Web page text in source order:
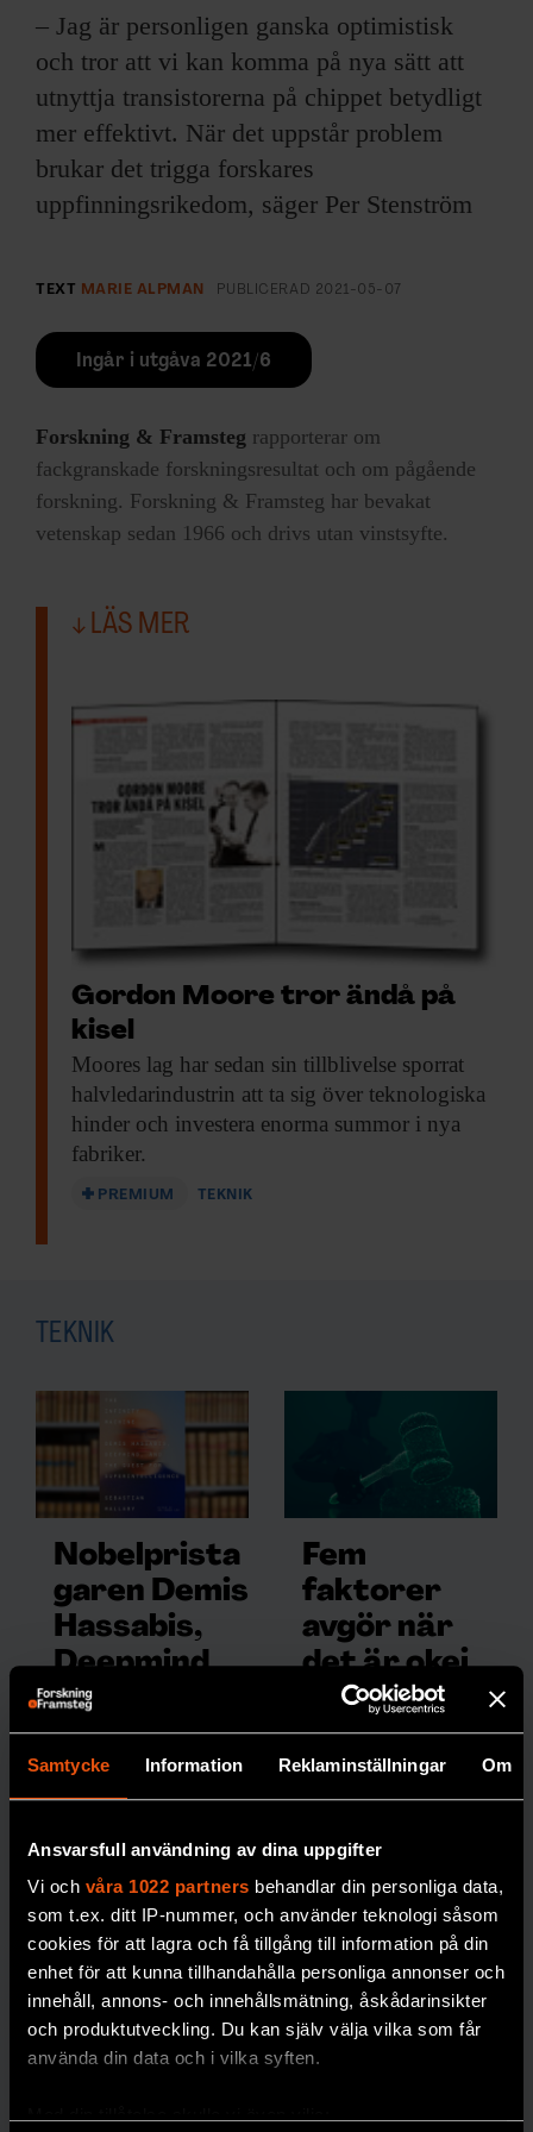
Samtycke Information Reklaminställningar Om
Ansvarsfull användning av dina uppgifter
Vi och våra 1022 partners behandlar din personliga data,
som t.ex. ditt IP-nummer, och använder teknologi såsom
cookies för att lagra och få tillgång till information på din
enhet för att kunna tillhandahålla personliga annonser och
innehåll, annons- och innehållsmätning, åskådarinsikter
och produktutveckling. Du kan själv välja vilka som får
använda din data och i vilka syften.
– Jag är personligen ganska optimistisk
och tror att vi kan komma på nya sätt att
utnyttja transistorerna på chippet betydligt
mer effektivt. När det uppstår problem
brukar det trigga forskares
uppfinningsrikedom, säger Per Stenström
TEXT MARIE ALPMAN PUBLICERAD 2021-05-07
Ingår i utgåva 2021/6
Forskning & Framsteg rapporterar om
fackgranskade forskningsresultat och om pågående
forskning. Forskning & Framsteg har bevakat
vetenskap sedan 1966 och drivs utan vinstsyfte.
LÄS MER
Gordon Moore tror ändå på
kisel
Moores lag har sedan sin tillblivelse sporrat
halvledarindustrin att ta sig över teknologiska
hinder och investera enorma summor i nya
fabriker.
PREMIUM TEKNIK
TEKNIK
Nobelprista
garen Demis
Hassabis,
Deepmind
och jakten
på
superintelli
gens
I The infinity
machine får vi möta
en av AI-
utvecklingens mest
kända profiler.
AI
Fem
faktorer
avgör när
det är okej
att använda
AI
Vi låter gärnaAI
avslöja
men tvekar inför att
låta den döma
brottslingar eller fatta
beslut om vapen.
AI